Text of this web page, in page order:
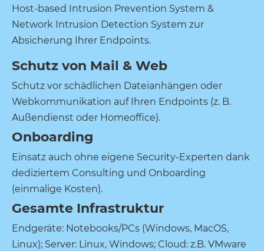
Host-based Intrusion Prevention System &
Network Intrusion Detection System zur
Absicherung Ihrer Endpoints.
Schutz von Mail & Web
Schutz vor schädlichen Dateianhängen oder
Webkommunikation auf Ihren Endpoints (z. B.
Außendienst oder Homeoffice).
Onboarding
Einsatz auch ohne eigene Security-Experten dank
dediziertem Consulting und Onboarding
(einmalige Kosten).
Gesamte Infrastruktur
Endgeräte: Notebooks/PCs (Windows, MacOS,
Linux); Server: Linux, Windows; Cloud: z.B. VMware